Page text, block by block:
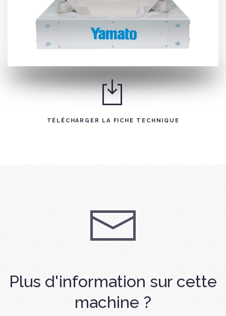
TÉLÉCHARGER LA FICHE TECHNIQUE
Plus d'information sur cette
machine ?